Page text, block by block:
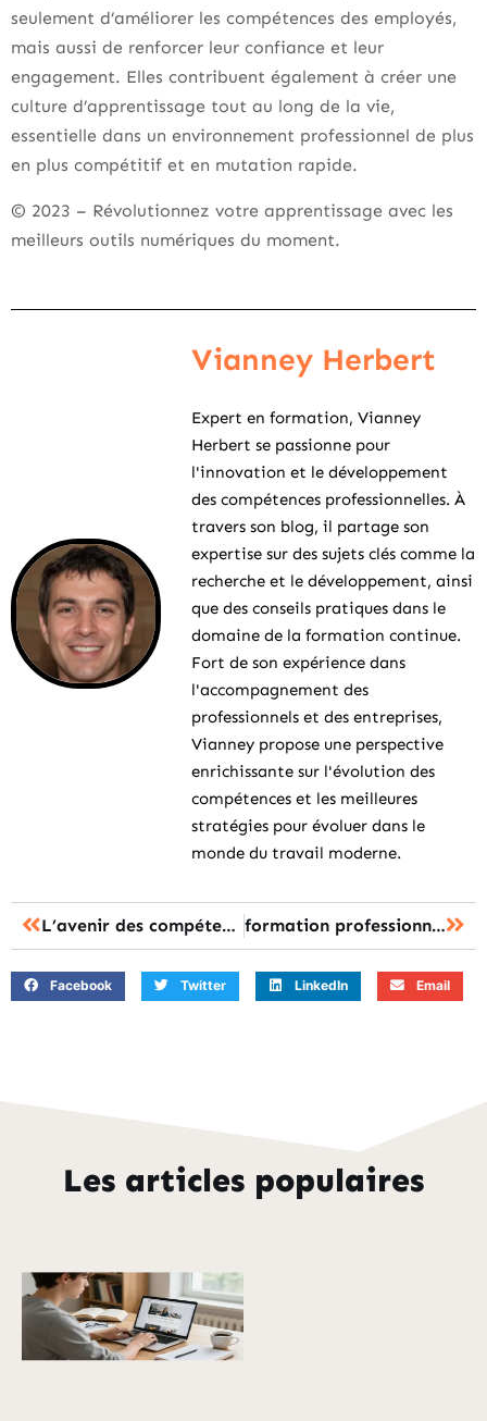
seulement d’améliorer les compétences des employés,
mais aussi de renforcer leur confiance et leur
engagement. Elles contribuent également à créer une
culture d’apprentissage tout au long de la vie,
essentielle dans un environnement professionnel de plus
en plus compétitif et en mutation rapide.
© 2023 – Révolutionnez votre apprentissage avec les
meilleurs outils numériques du moment.
Vianney Herbert
Expert en formation, Vianney
Herbert se passionne pour
l'innovation et le développement
des compétences professionnelles. À
travers son blog, il partage son
expertise sur des sujets clés comme la
recherche et le développement, ainsi
que des conseils pratiques dans le
domaine de la formation continue.
Fort de son expérience dans
l'accompagnement des
professionnels et des entreprises,
Vianney propose une perspective
enrichissante sur l'évolution des
compétences et les meilleures
stratégies pour évoluer dans le
monde du travail moderne.
L’avenir des compétences : se former pour les métiers de demain formation professionnelle : transformer les défis en opportunités inattendues
Facebook Twitter LinkedIn Email
Les articles populaires